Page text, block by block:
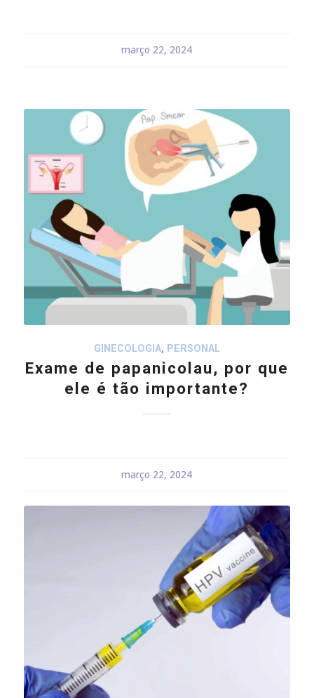
março 22, 2024
GINECOLOGIA, PERSONAL
Exame de papanicolau, por que
ele é tão importante?
março 22, 2024